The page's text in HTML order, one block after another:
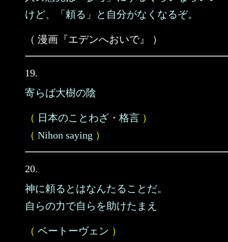
けど、「頼る」と自分がなくなるぞ。
（ 漫画『エデンへおいで』 ）
19.
寄らば大樹の陰
（ 日本のことわざ・格言 ）
（ Nihon saying ）
20.
神に頼るとはなんたることだ。
自らの力で自らを助けたまえ
（ ベートーヴェン ）